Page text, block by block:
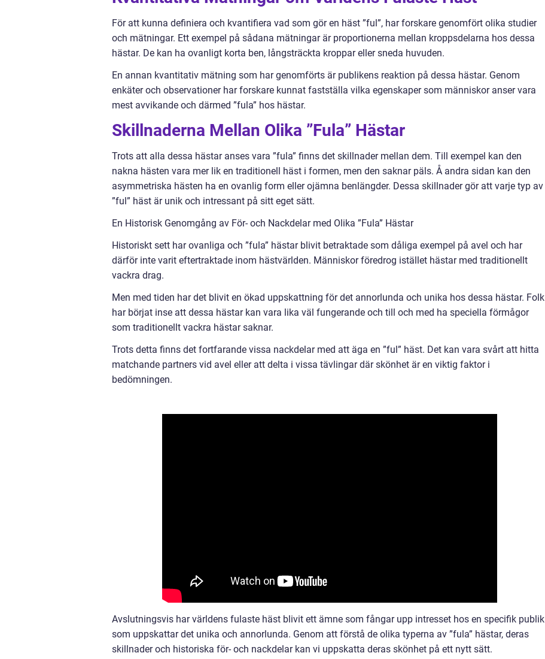
För att kunna definiera och kvantifiera vad som gör en häst ”ful”, har forskare genomfört olika studier
och mätningar. Ett exempel på sådana mätningar är proportionerna mellan kroppsdelarna hos dessa
hästar. De kan ha ovanligt korta ben, långsträckta kroppar eller sneda huvuden.
En annan kvantitativ mätning som har genomförts är publikens reaktion på dessa hästar. Genom
enkäter och observationer har forskare kunnat fastställa vilka egenskaper som människor anser vara
mest avvikande och därmed ”fula” hos hästar.
Skillnaderna Mellan Olika ”Fula” Hästar
Trots att alla dessa hästar anses vara ”fula” finns det skillnader mellan dem. Till exempel kan den
nakna hästen vara mer lik en traditionell häst i formen, men den saknar päls. Å andra sidan kan den
asymmetriska hästen ha en ovanlig form eller ojämna benlängder. Dessa skillnader gör att varje typ av
”ful” häst är unik och intressant på sitt eget sätt.
En Historisk Genomgång av För- och Nackdelar med Olika ”Fula” Hästar
Historiskt sett har ovanliga och ”fula” hästar blivit betraktade som dåliga exempel på avel och har
därför inte varit eftertraktade inom hästvärlden. Människor föredrog istället hästar med traditionellt
vackra drag.
Men med tiden har det blivit en ökad uppskattning för det annorlunda och unika hos dessa hästar. Folk
har börjat inse att dessa hästar kan vara lika väl fungerande och till och med ha speciella förmågor
som traditionellt vackra hästar saknar.
Trots detta finns det fortfarande vissa nackdelar med att äga en ”ful” häst. Det kan vara svårt att hitta
matchande partners vid avel eller att delta i vissa tävlingar där skönhet är en viktig faktor i
bedömningen.
Avslutningsvis har världens fulaste häst blivit ett ämne som fångar upp intresset hos en specifik publik
som uppskattar det unika och annorlunda. Genom att förstå de olika typerna av ”fula” hästar, deras
skillnader och historiska för- och nackdelar kan vi uppskatta deras skönhet på ett nytt sätt.